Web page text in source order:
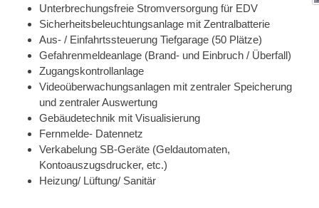
Unterbrechungsfreie Stromversorgung für EDV
Sicherheitsbeleuchtungsanlage mit Zentralbatterie
Aus- / Einfahrtssteuerung Tiefgarage (50 Plätze)
Gefahrenmeldeanlage (Brand- und Einbruch / Überfall)
Zugangskontrollanlage
Videoüberwachungsanlagen mit zentraler Speicherung
und zentraler Auswertung
Gebäudetechnik mit Visualisierung
Fernmelde- Datennetz
Verkabelung SB-Geräte (Geldautomaten,
Kontoauszugsdrucker, etc.)
Heizung/ Lüftung/ Sanitär